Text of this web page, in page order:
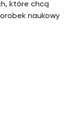
które chcą
naukowy